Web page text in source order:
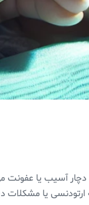
آسیب یا عفونت
یا مشکلات